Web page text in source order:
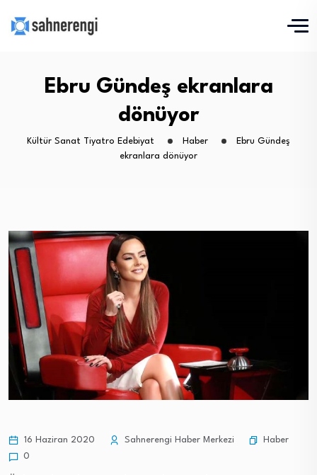
Ebru Gündeş ekranlara
dönüyor
Kültür Sanat Tiyatro Edebiyat Haber
Ebru Gündeş
ekranlara dönüyor
16 Haziran 2020 Sahnerengi Haber Merkezi
Haber
0